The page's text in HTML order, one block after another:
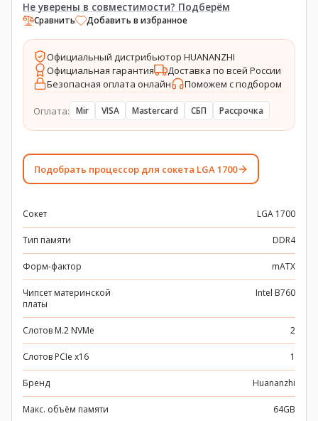
Не уверены в совместимости? Подберём
Сравнить Добавить в избранное
Официальный дистрибьютор HUANANZHI
Официальная гарантия
Доставка по всей России
Безопасная оплата онлайн
Поможем с подбором
Оплата: Mir VISA Mastercard СБП Рассрочка
Подобрать процессор для сокета LGA 1700
Сокет LGA 1700
Тип памяти DDR4
Форм-фактор mATX
Чипсет материнской
платы
Intel B760
Слотов M.2 NVMe 2
Слотов PCIe x16 1
Бренд Huananzhi
Макс. объём памяти 64GB